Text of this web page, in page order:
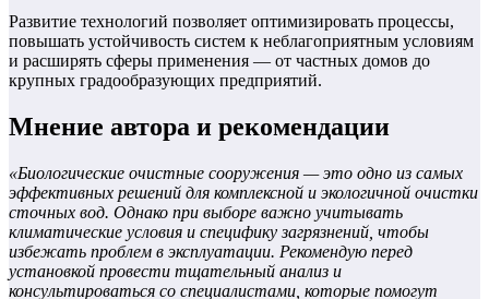
Развитие технологий позволяет оптимизировать процессы,
повышать устойчивость систем к неблагоприятным условиям
и расширять сферы применения — от частных домов до
крупных градообразующих предприятий.
Мнение автора и рекомендации
«Биологические очистные сооружения — это одно из самых
эффективных решений для комплексной и экологичной очистки
сточных вод. Однако при выборе важно учитывать
климатические условия и специфику загрязнений, чтобы
избежать проблем в эксплуатации. Рекомендую перед
установкой провести тщательный анализ и
консультироваться со специалистами, которые помогут